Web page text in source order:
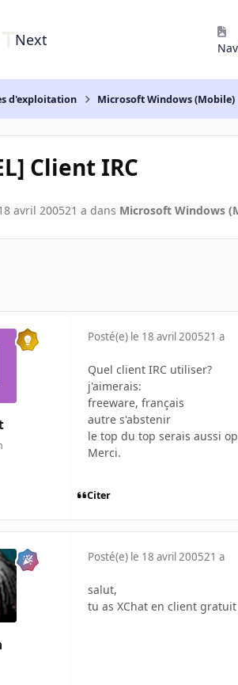
Next
d'exploitation Microsoft Windows (Mobile)
Client IRC
avril 200521 a dans Microsoft Windows
Posté(e) le 18 avril 200521 a
Quel client IRC utiliser?
j'aimerais:
freeware, français
autre s'abstenir
le top du top serais aussi
Merci.
Citer
Posté(e) le 18 avril 200521 a
salut,
tu as XChat en client